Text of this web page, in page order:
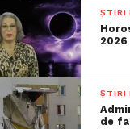
ȘTIRI
2026
ȘTIRI
de